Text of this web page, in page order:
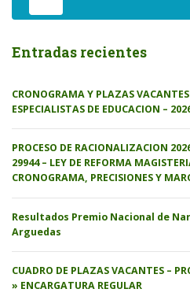
Entradas recientes
CRONOGRAMA Y PLAZAS
ESPECIALISTAS DE EDUCACION –
PROCESO DE RACIONALIZACION
29944 – LEY DE REFORMA
CRONOGRAMA, PRECISIONES Y
Resultados Premio Nacional de
Arguedas
CUADRO DE PLAZAS VACANTES –
» ENCARGATURA REGULAR